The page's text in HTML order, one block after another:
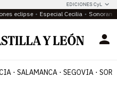
EDICIONES CyL
eclipse Especial Cecilia
SALAMANCA SEGOVIA